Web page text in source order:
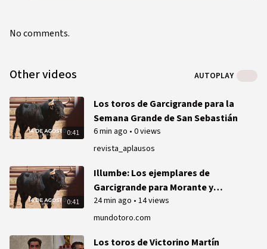
No comments.
Other videos AUTOPLAY
0:41
revista_aplausos
Los toros de Garcigrande para la
Semana Grande de San Sebastián
6 min ago • 0 views
0:41
mundotoro.com
Illumbe: Los ejemplares de
Garcigrande para Morante y
Manzanares, en vídeo
24 min ago • 14 views
Los toros de Victorino Martín